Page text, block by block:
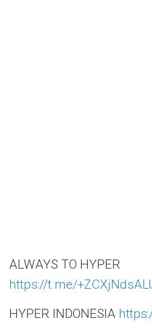
ALWAYS TO HYPER
https://t.me/
HYPER INDONESIA